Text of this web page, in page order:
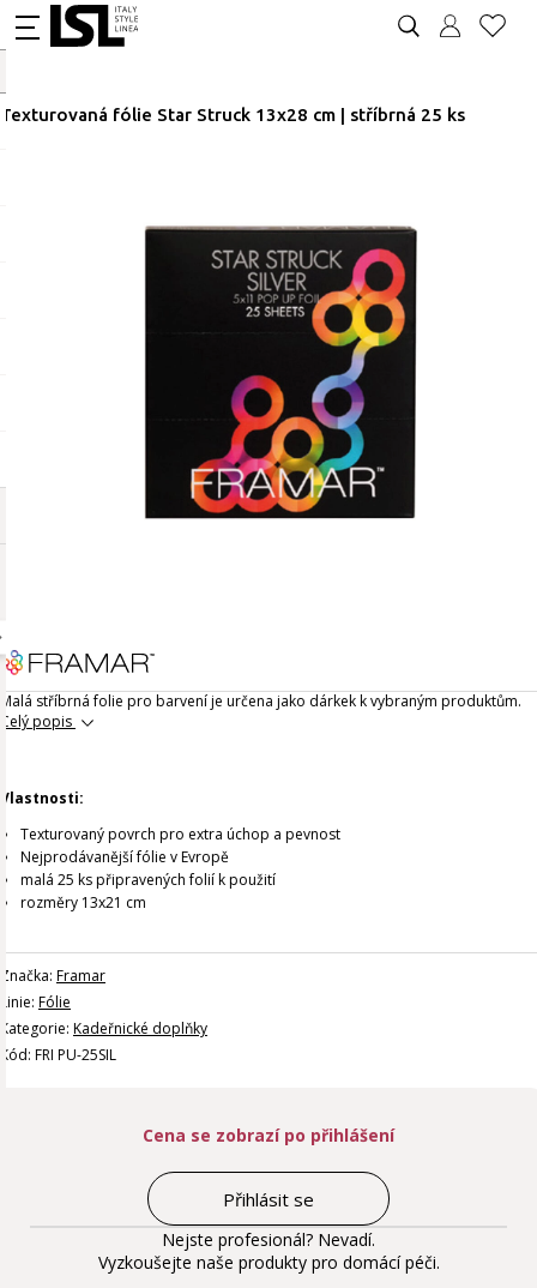
Texturovaná fólie Star Struck 13x28 cm | stříbrná 25 ks
Malá stříbrná folie pro barvení je určena jako dárkek k vybraným produktům.
Celý popis
Vlastnosti:
Texturovaný povrch pro extra úchop a pevnost
Nejprodávanější fólie v Evropě
malá 25 ks připravených folií k použití
rozměry 13x21 cm
Značka: Framar
Linie: Fólie
Kategorie: Kadeřnické doplňky
Kód: FRI PU-25SIL
Cena se zobrazí po přihlášení
Přihlásit se
Nejste profesionál? Nevadí.
Vyzkoušejte naše produkty pro domácí péči.